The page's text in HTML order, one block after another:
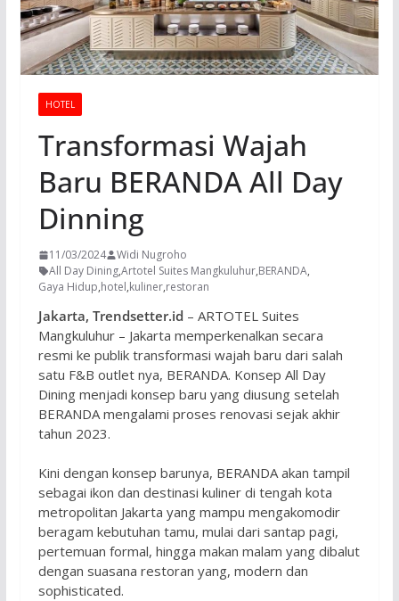
HOTEL
Transformasi Wajah
Baru BERANDA All Day
Dinning
11/03/2024
Widi Nugroho
All Day Dining,Artotel Suites Mangkuluhur,BERANDA,
Gaya Hidup,hotel,kuliner,restoran
Jakarta, Trendsetter.id – ARTOTEL Suites
Mangkuluhur – Jakarta memperkenalkan secara
resmi ke publik transformasi wajah baru dari salah
satu F&B outlet nya, BERANDA. Konsep All Day
Dining menjadi konsep baru yang diusung setelah
BERANDA mengalami proses renovasi sejak akhir
tahun 2023.
Kini dengan konsep barunya, BERANDA akan tampil
sebagai ikon dan destinasi kuliner di tengah kota
metropolitan Jakarta yang mampu mengakomodir
beragam kebutuhan tamu, mulai dari santap pagi,
pertemuan formal, hingga makan malam yang dibalut
dengan suasana restoran yang, modern dan
sophisticated.